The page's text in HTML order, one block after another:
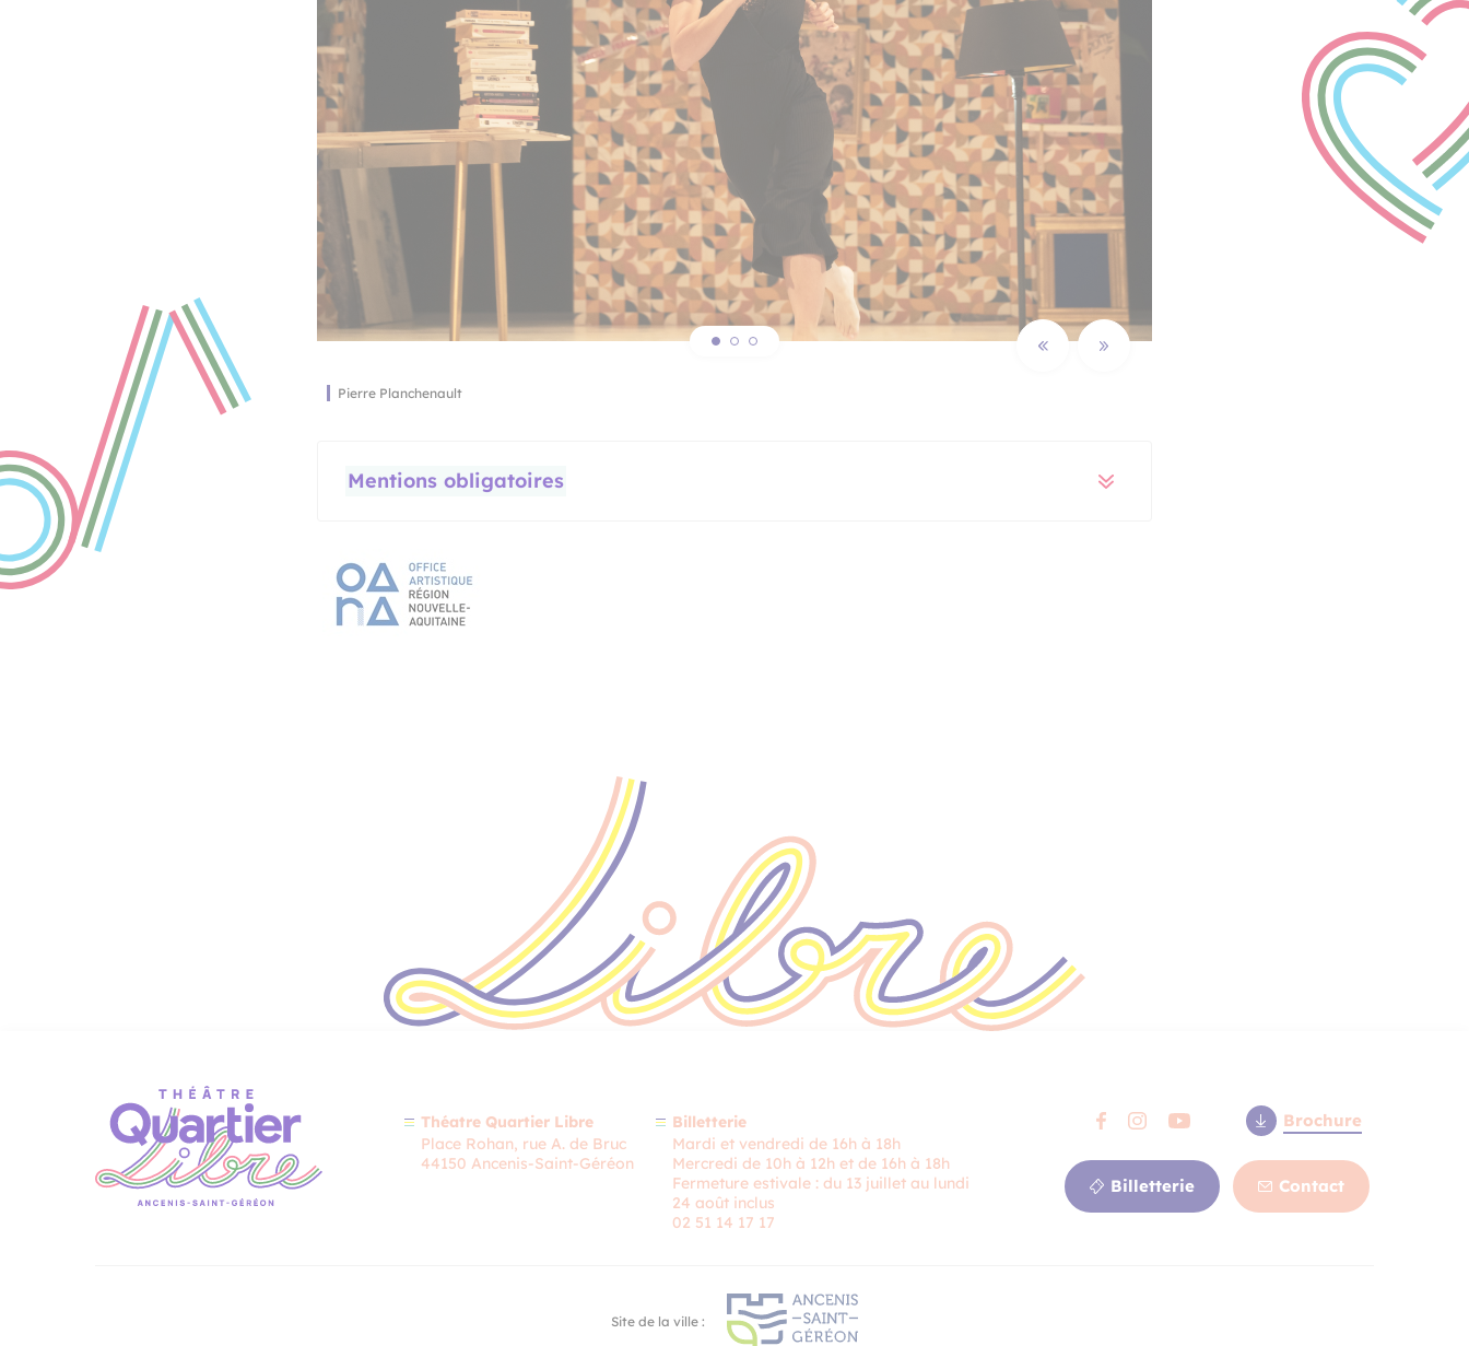
Pierre Planchenault
Pierre Planchenault
Pierre Planchenault
Mentions obligatoires
Théatre Quartier Libre
Place Rohan, rue A. de Bruc
44150 Ancenis-Saint-Géréon
Billetterie
Mardi et vendredi de 16h à 18h
Mercredi de 10h à 12h et de 16h à 18h
Fermeture estivale : du 13 juillet au lundi
24 août inclus
02 51 14 17 17
Brochure
Billetterie Contact
Site de la ville :